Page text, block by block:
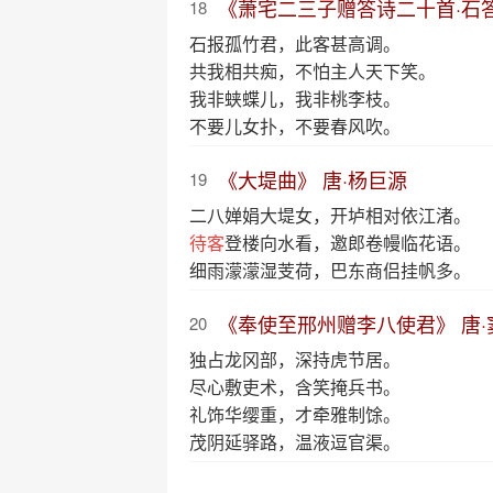
18 《萧宅二三子赠答诗二十首·石
石报孤竹君，此客甚高调。
共我相共痴，不怕主人天下笑。
我非蛱蝶儿，我非桃李枝。
不要儿女扑，不要春风吹。
19 《大堤曲》 唐·杨巨源
二八婵娟大堤女，开垆相对依江渚。
待客登楼向水看，邀郎卷幔临花语。
细雨濛濛湿芰荷，巴东商侣挂帆多。
20 《奉使至邢州赠李八使君》 唐·
独占龙冈部，深持虎节居。
尽心敷吏术，含笑掩兵书。
礼饰华缨重，才牵雅制馀。
茂阴延驿路，温液逗官渠。